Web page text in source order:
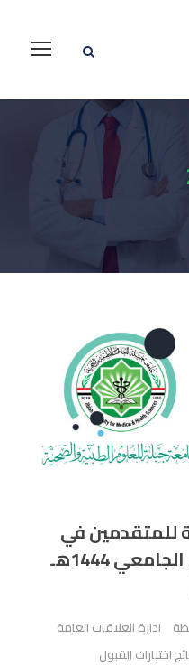
للمتقدمين في
كلية طب الأسنان للعام الجامعي 1444هـ
ادارة العلاقات العامة
اختبارات القبول